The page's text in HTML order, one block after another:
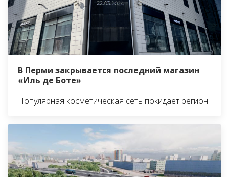
В Перми закрывается последний магазин
«Иль де Боте»
Популярная косметическая сеть покидает регион